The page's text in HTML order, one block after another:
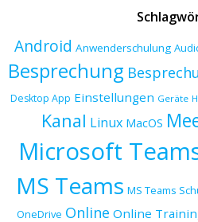
Android Anwenderschulung
Besprechung
Desktop App Einstellungen Geräte
Kanal Linux MacOS
Microsoft
MS Teams MS Teams
OneDrive Online Online